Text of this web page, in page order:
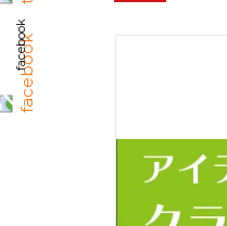
facebook